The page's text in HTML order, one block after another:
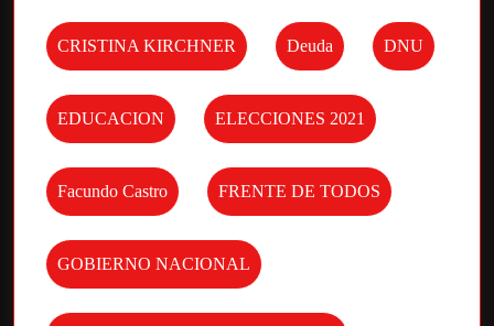
CRISTINA KIRCHNER Deuda DNU
EDUCACION ELECCIONES 2021
Facundo Castro FRENTE DE TODOS
GOBIERNO NACIONAL